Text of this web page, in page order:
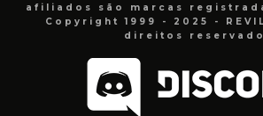
afiliados são marcas
Copyright 1999 - 2025 -
direitos